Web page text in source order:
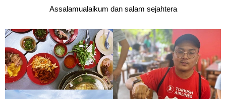
Assalamualaikum dan salam sejahtera